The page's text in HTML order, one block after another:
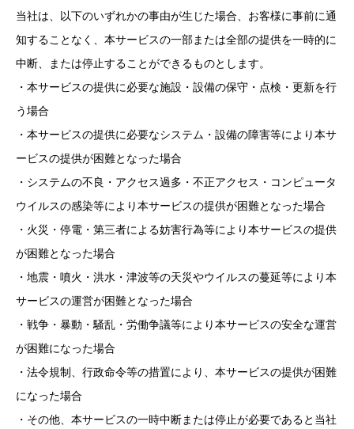
当社は、以下のいずれかの事由が生じた場合、お客様に事前に通
知することなく、本サービスの一部または全部の提供を一時的に
中断、または停止することができるものとします。
・本サービスの提供に必要な施設・設備の保守・点検・更新を行
う場合
・本サービスの提供に必要なシステム・設備の障害等により本サ
ービスの提供が困難となった場合
・システムの不良・アクセス過多・不正アクセス・コンピュータ
ウイルスの感染等により本サービスの提供が困難となった場合
・火災・停電・第三者による妨害行為等により本サービスの提供
が困難となった場合
・地震・噴火・洪水・津波等の天災やウイルスの蔓延等により本
サービスの運営が困難となった場合
・戦争・暴動・騒乱・労働争議等により本サービスの安全な運営
が困難になった場合
・法令規制、行政命令等の措置により、本サービスの提供が困難
になった場合
・その他、本サービスの一時中断または停止が必要であると当社